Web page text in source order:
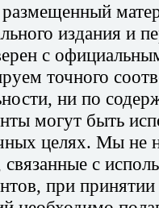
издания и
с
точного
ни по
могут быть
целях. Мы не
связанные с
при